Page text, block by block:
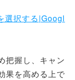
選択する|Googl
把握し、キャン
果を高める上で